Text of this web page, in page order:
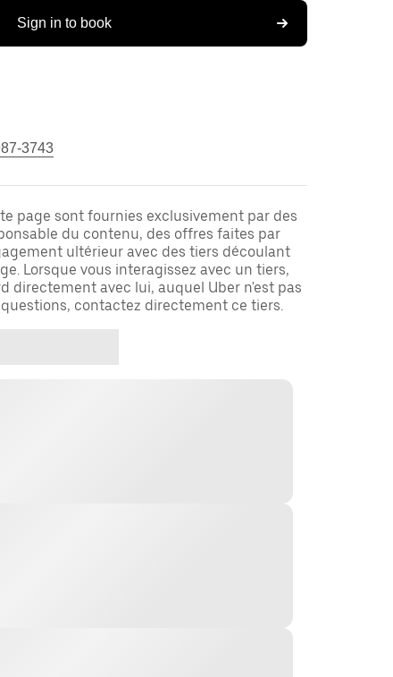
Sign in to book
3743
page sont fournies exclusivement par des
du contenu, des offres faites par
ultérieur avec des tiers découlant
Lorsque vous interagissez avec un tiers,
directement avec lui, auquel Uber n'est pas
questions, contactez directement ce tiers.